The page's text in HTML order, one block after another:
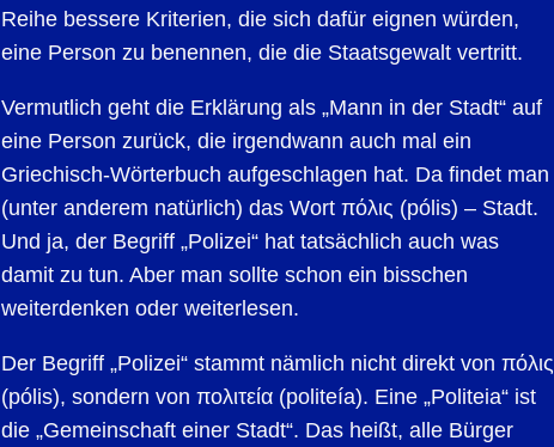
Reihe bessere Kriterien, die sich dafür eignen würden,
eine Person zu benennen, die die Staatsgewalt vertritt.
Vermutlich geht die Erklärung als „Mann in der Stadt“ auf
eine Person zurück, die irgendwann auch mal ein
Griechisch-Wörterbuch aufgeschlagen hat. Da findet man
(unter anderem natürlich) das Wort πόλις (pólis) – Stadt.
Und ja, der Begriff „Polizei“ hat tatsächlich auch was
damit zu tun. Aber man sollte schon ein bisschen
weiterdenken oder weiterlesen.
Der Begriff „Polizei“ stammt nämlich nicht direkt von πόλις
(pólis), sondern von πολιτεία (politeía). Eine „Politeia“ ist
die „Gemeinschaft einer Stadt“. Das heißt, alle Bürger